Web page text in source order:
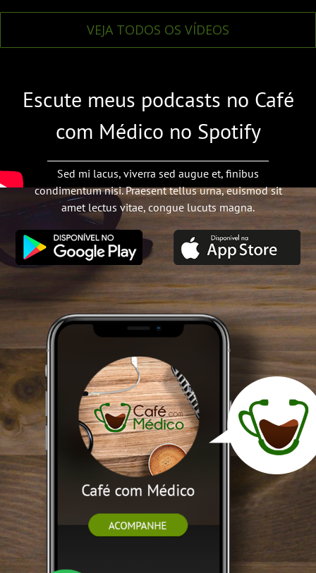
VEJA TODOS OS VÍDEOS
Escute meus podcasts no Café
com Médico no Spotify
Sed mi lacus, viverra sed augue et, finibus
condimentum nisi. Praesent tellus urna, euismod sit
amet lectus vitae, congue lucuts magna.